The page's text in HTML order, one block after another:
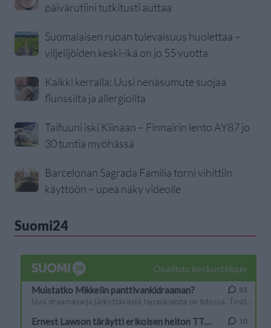
päivärutiini tutkitusti auttaa
Suomalaisen ruoan tulevaisuus huolettaa –
viljelijöiden keski-ikä on jo 55 vuotta
Kaikki kerralla: Uusi nenäsumute suojaa
flunssilta ja allergioilta
Taifuuni iski Kiinaan – Finnairin lento AY87 jo
30 tuntia myöhässä
Barcelonan Sagrada Familia torni vihittiin
käyttöön – upea näky videolle
Suomi24